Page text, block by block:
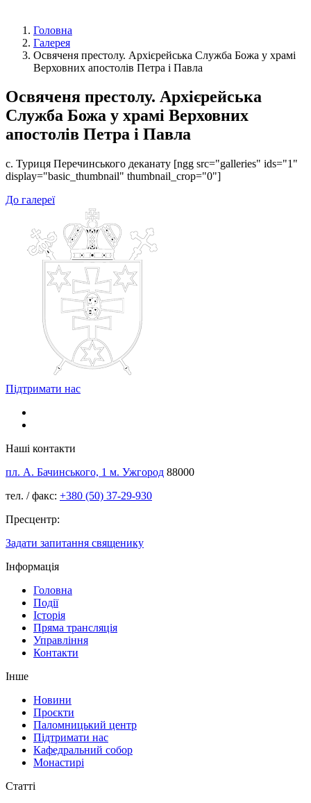
Головна
Галерея
Освяченя престолу. Архієрейська Служба Божа у храмі
Верховних апостолів Петра і Павла
Освяченя престолу. Архієрейська
Служба Божа у храмі Верховних
апостолів Петра і Павла
с. Туриця Перечинського деканату [ngg src="galleries" ids="1"
display="basic_thumbnail" thumbnail_crop="0"]
До галереї
Підтримати нас
Наші контакти
пл. А. Бачинського, 1 м. Ужгород 88000
тел. / факс: +380 (50) 37-29-930
Пресцентр:
Задати запитання священику
Інформація
Головна
Події
Історія
Пряма трансляція
Управління
Контакти
Інше
Новини
Проєкти
Паломницький центр
Підтримати нас
Кафедральний собор
Монастирі
Статті